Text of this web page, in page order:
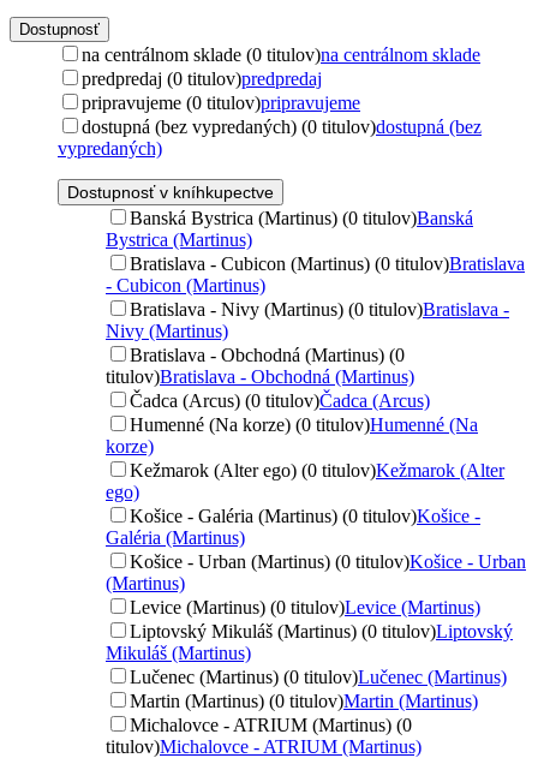
Dostupnosť
na centrálnom sklade (0 titulov)na centrálnom sklade
predpredaj (0 titulov)predpredaj
pripravujeme (0 titulov)pripravujeme
dostupná (bez vypredaných) (0 titulov)dostupná (bez
vypredaných)
Dostupnosť v kníhkupectve
Banská Bystrica (Martinus) (0 titulov)Banská
Bystrica (Martinus)
Bratislava - Cubicon (Martinus) (0 titulov)Bratislava
- Cubicon (Martinus)
Bratislava - Nivy (Martinus) (0 titulov)Bratislava -
Nivy (Martinus)
Bratislava - Obchodná (Martinus) (0
titulov)Bratislava - Obchodná (Martinus)
Čadca (Arcus) (0 titulov)Čadca (Arcus)
Humenné (Na korze) (0 titulov)Humenné (Na
korze)
Kežmarok (Alter ego) (0 titulov)Kežmarok (Alter
ego)
Košice - Galéria (Martinus) (0 titulov)Košice -
Galéria (Martinus)
Košice - Urban (Martinus) (0 titulov)Košice - Urban
(Martinus)
Levice (Martinus) (0 titulov)Levice (Martinus)
Liptovský Mikuláš (Martinus) (0 titulov)Liptovský
Mikuláš (Martinus)
Lučenec (Martinus) (0 titulov)Lučenec (Martinus)
Martin (Martinus) (0 titulov)Martin (Martinus)
Michalovce - ATRIUM (Martinus) (0
titulov)Michalovce - ATRIUM (Martinus)